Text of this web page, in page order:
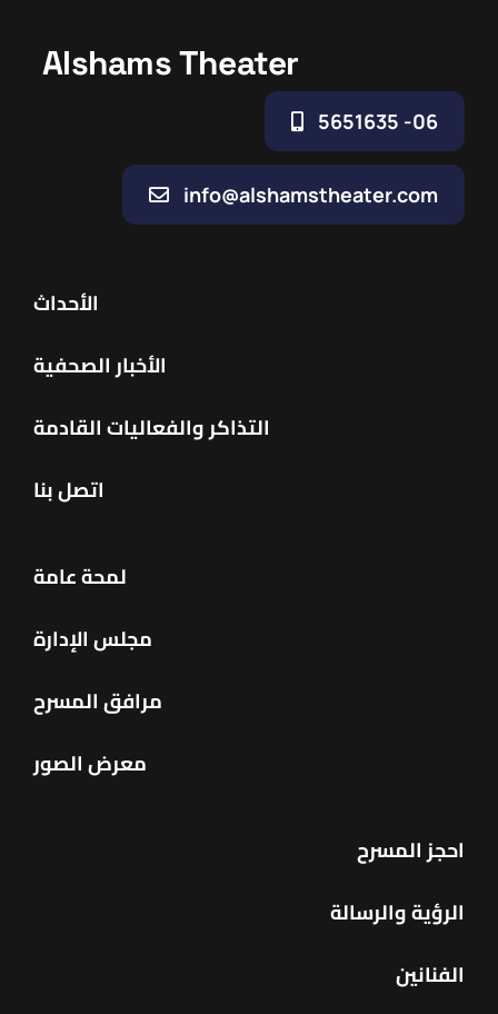
Alshams Theater
06- 5651635
info@alshamstheater.com
الأحداث
الأخبار الصحفية
التذاكر والفعاليات القادمة
اتصل بنا
لمحة عامة
مجلس الإدارة
مرافق المسرح
معرض الصور
احجز المسرح
الرؤية والرسالة
الفنانين